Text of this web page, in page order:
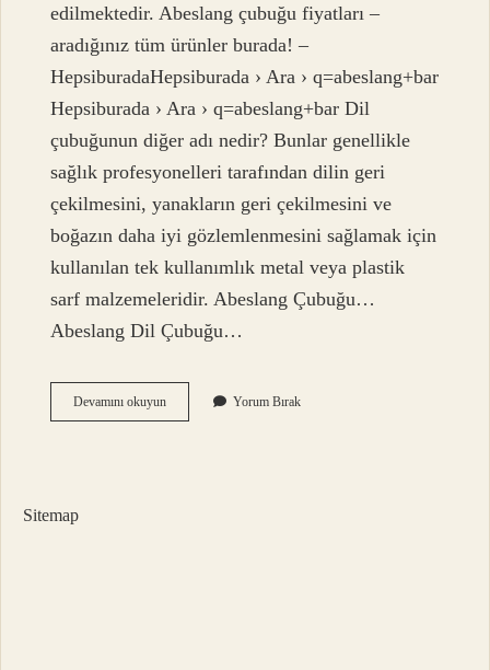
edilmektedir. Abeslang çubuğu fiyatları –
aradığınız tüm ürünler burada! –
HepsiburadaHepsiburada › Ara › q=abeslang+bar
Hepsiburada › Ara › q=abeslang+bar Dil
çubuğunun diğer adı nedir? Bunlar genellikle
sağlık profesyonelleri tarafından dilin geri
çekilmesini, yanakların geri çekilmesini ve
boğazın daha iyi gözlemlenmesini sağlamak için
kullanılan tek kullanımlık metal veya plastik
sarf malzemeleridir. Abeslang Çubuğu…
Abeslang Dil Çubuğu…
Devamını okuyunTahta
Abeslang
Yorum Bırak
Sitemap